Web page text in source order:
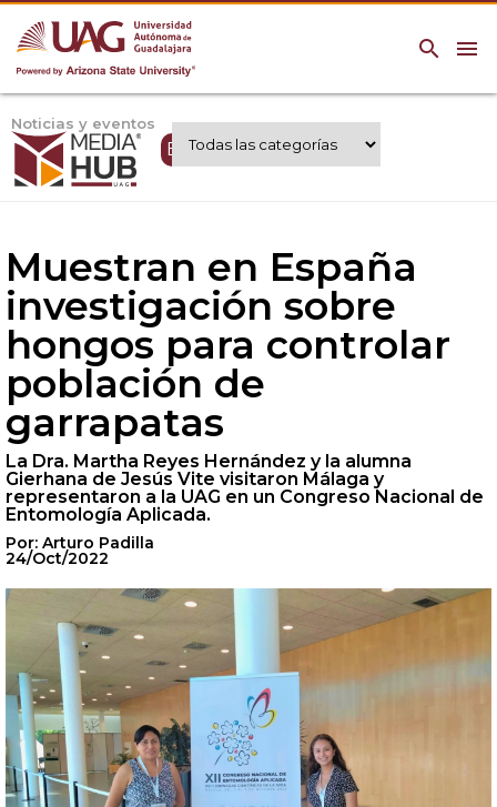
menu
search
Noticias y eventos
Expertos UAG
Muestran en España
investigación sobre
hongos para controlar
población de
garrapatas
La Dra. Martha Reyes Hernández y la alumna
Gierhana de Jesús Vite visitaron Málaga y
representaron a la UAG en un Congreso Nacional de
Entomología Aplicada.
Por: Arturo Padilla
24/Oct/2022